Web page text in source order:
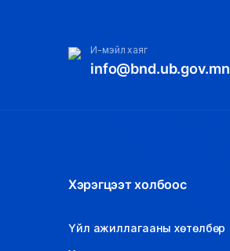
И-мэйл хаяг
info@bnd.ub.gov.mn
Хэрэгцээт холбоос
Үйл ажиллагааны хөтөлбөр